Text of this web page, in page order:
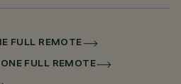
FULL REMOTE
FULL REMOTE